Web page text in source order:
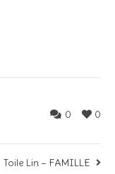
0
0
Toile Lin – FAMILLE